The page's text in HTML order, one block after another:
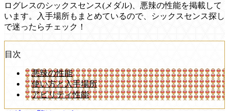
ログレスのシックスセンス(メダル)、悪辣の性能を掲載して
います。入手場所もまとめているので、シックスセンス探し
で迷ったらチェック！
目次
悪辣の性能
使い方と入手場所
アビリティ性能